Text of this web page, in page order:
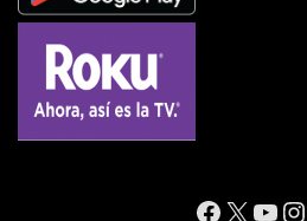
https://
X